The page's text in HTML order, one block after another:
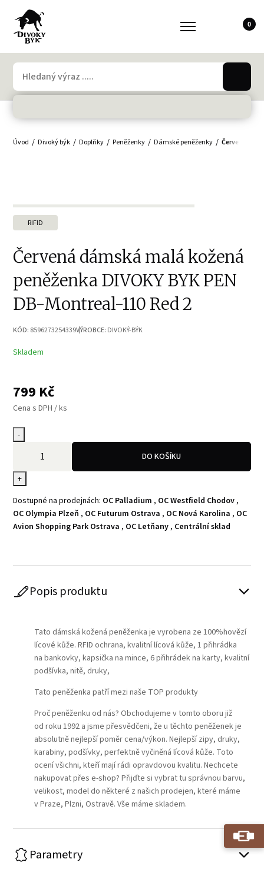
0
Úvod Divoký býk Doplňky Peněženky Dámské peněženky Červená
RIFID
Červená dámská malá kožená
peněženka DIVOKY BYK PEN
DB-Montreal-110 Red 2
KÓD: 8596273254339VÝROBCE: DIVOKÝ-BÝK
Skladem
799 Kč
Cena s DPH / ks
-
+
DO KOŠÍKU
Dostupné na prodejnách: OC Palladium , OC Westfield Chodov ,
OC Olympia Plzeň , OC Futurum Ostrava , OC Nová Karolina , OC
Avion Shopping Park Ostrava , OC Letňany , Centrální sklad
Popis produktu
Play
Tato dámská kožená peněženka je vyrobena ze 100%hovězí
lícové kůže. RFID ochrana, kvalitní lícová kůže, 1 přihrádka
na bankovky, kapsička na mince, 6 přihrádek na karty, kvalitní
podšívka, nitě, druky,
Tato peněženka patří mezi naše TOP produkty
Proč peněženku od nás? Obchodujeme v tomto oboru již
od roku 1992 a jsme přesvědčeni, že u těchto peněženek je
absolutně nejlepší poměr cena/výkon. Nejlepší zipy, druky,
karabiny, podšívky, perfektně vyčiněná lícová kůže. Toto
ocení všichni, kteří mají rádi opravdovou kvalitu. Nechcete
nakupovat přes e-shop? Přijďte si vybrat tu správnou barvu,
velikost, model do některé z našich prodejen, které máme
v Praze, Plzni, Ostravě. Vše máme skladem.
Parametry